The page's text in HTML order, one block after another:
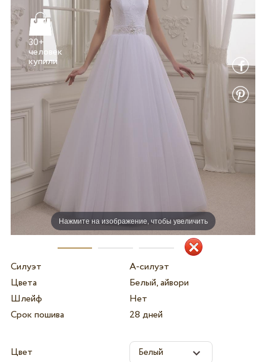
Нажмите на изображение, чтобы увеличить
30+
человек
Силуэт
А-силуэт
Цвета
Белый, айвори
Шлейф
Нет
Срок пошива
28 дней
Цвет